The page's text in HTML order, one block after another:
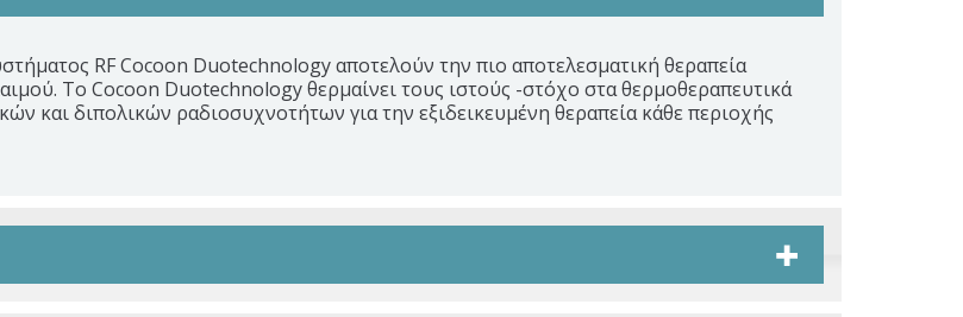
RF Cocoon Duotechnology αποτελούν την πιο αποτελεσματική θεραπεία
Το Cocoon Duotechnology θερμαίνει τους ιστούς -στόχο στα θερμοθεραπευτικά
και διπολικών ραδιοσυχνοτήτων για την εξιδεικευμένη θεραπεία κάθε περιοχής